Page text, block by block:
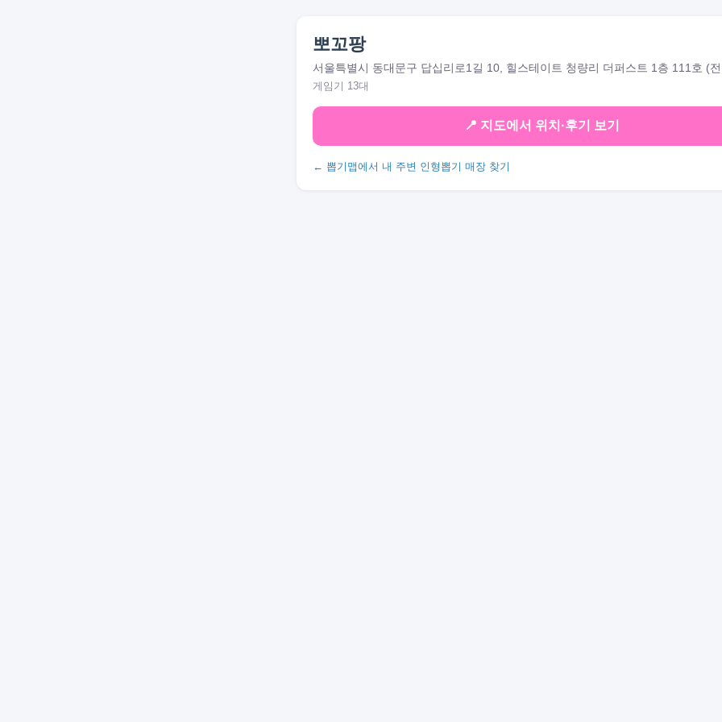
뽀꼬팡
서울특별시 동대문구 답십리로1길 10, 힐스테이트 청량리 더퍼스트 1층 111호 (
게임기 13대
📍 지도에서 위치·후기 보기
← 뽑기맵에서 내 주변 인형뽑기 매장 찾기